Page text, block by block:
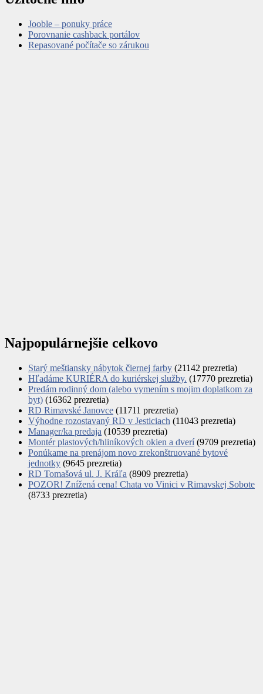
Jooble – ponuky práce
Porovnanie cashback portálov
Repasované počítače so zárukou
Najpopulárnejšie celkovo
Starý meštiansky nábytok čiernej farby (21142 prezretia)
Hľadáme KURIÉRA do kuriérskej služby. (17770 prezretia)
Predám rodinný dom (alebo vymením s mojim doplatkom za
byt) (16362 prezretia)
RD Rimavské Janovce (11711 prezretia)
Výhodne rozostavaný RD v Jesticiach (11043 prezretia)
Manager/ka predaja (10539 prezretia)
Montér plastových/hliníkových okien a dverí(9709 prezretia)
Ponúkame na prenájom novo zrekonštruované bytové
jednotky (9645 prezretia)
RD Tomašová ul. J. Kráľa (8909 prezretia)
POZOR! Znížená cena! Chata vo Vinici v Rimavskej Sobote
(8733 prezretia)